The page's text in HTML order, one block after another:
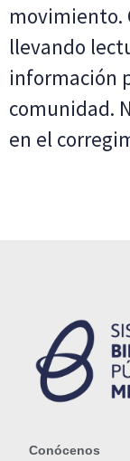
movimiento.
llevando
información
comunidad.
en el
Conócenos